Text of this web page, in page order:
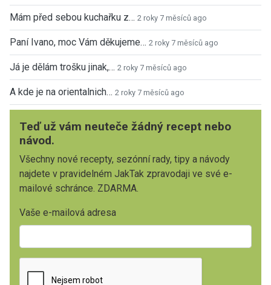
Mám před sebou kuchařku z… 2 roky 7 měsíců ago
Paní Ivano, moc Vám děkujeme… 2 roky 7 měsíců ago
Já je dělám trošku jinak,… 2 roky 7 měsíců ago
A kde je na orientalnich… 2 roky 7 měsíců ago
Teď už vám neuteče žádný recept nebo
návod.
Všechny nové recepty, sezónní rady, tipy a návody
najdete v pravidelném JakTak zpravodaji ve své e-
mailové schránce. ZDARMA.
Vaše e-mailová adresa